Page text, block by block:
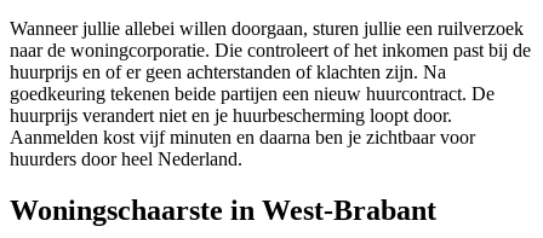
Wanneer jullie allebei willen doorgaan, sturen jullie een ruilverzoek
naar de woningcorporatie. Die controleert of het inkomen past bij de
huurprijs en of er geen achterstanden of klachten zijn. Na
goedkeuring tekenen beide partijen een nieuw huurcontract. De
huurprijs verandert niet en je huurbescherming loopt door.
Aanmelden kost vijf minuten en daarna ben je zichtbaar voor
huurders door heel Nederland.
Woningschaarste in West-Brabant